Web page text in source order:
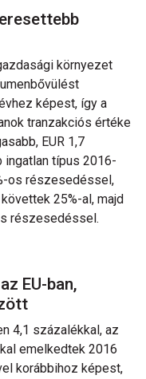
környezet
képest, így a
tranzakciós értéke
EUR 1,7
típus 2016-
os részesedéssel,
25%-al, majd
részesedéssel.
EU-ban,
4,1 százalékkal, az
emelkedtek 2016
korábbihoz képest,